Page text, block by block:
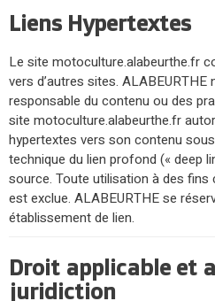
Liens Hypertextes
Le site motoculture.alabeurthe.fr
vers d’autres sites.
responsable du contenu ou des
site motoculture.alabeurthe.fr
hypertextes vers son contenu
technique du lien profond (« deep
source. Toute utilisation à des
est exclue. ALABEURTHE se
établissement de lien.
Droit applicable et
juridiction